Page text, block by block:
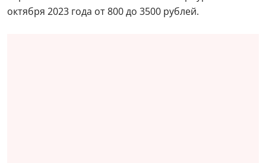
октября 2023 года от 800 до 3500 рублей.